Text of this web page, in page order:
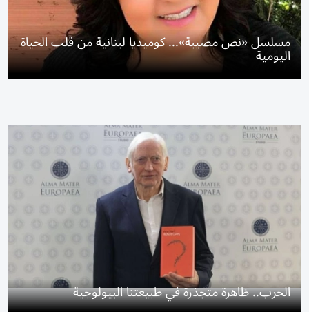
مسلسل «نص مصيبة»... كوميديا لبنانية من قلب الحياة
اليومية
الحرب.. ظاهرة متجذرة في طبيعتنا البيولوجية